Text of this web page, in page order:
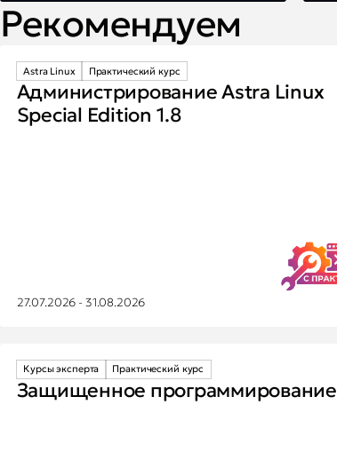
Рекомендуем
Astra Linux Практический курс
Администрирование Astra Linux
Special Edition 1.8
27.07.2026 - 31.08.2026
Курсы эксперта Практический курс
Защищенное программирование